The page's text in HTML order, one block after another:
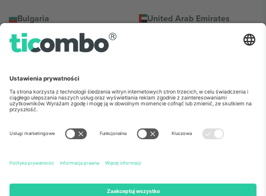
Bulgaria
Regus Sofia City West, bul
Totleben 53-55, 1606 Sofia,
United Arab Emirates
UAE Dubai Silicon Oasis, DDP
Building A1, Office 302, Dubai,
Mexico
Av Chapultepec 360, Roma
Norte, Cuauhtémoc, 06700
Ciudad de México, CDMX,
Mexico
Podmiot prawny dostawcy platformy może się różnić w zależności
informacje, sprawdź stronę konkretnego wydarzenia, stopkę i